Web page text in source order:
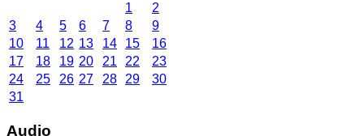
1
2
3
4 5 6 7 8
9
10
11 12 13 14 15
16
17
18 19 20 21 22
23
24
25 26 27 28 29
30
31
Audio